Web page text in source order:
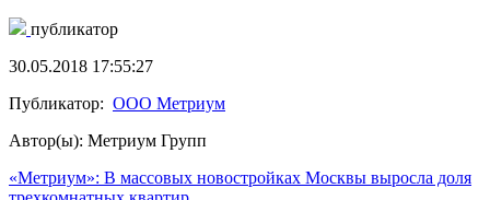
публикатор
30.05.2018 17:55:27
Публикатор: ООО Метриум
Автор(ы): Метриум Групп
«Метриум»: В массовых новостройках Москвы выросла доля